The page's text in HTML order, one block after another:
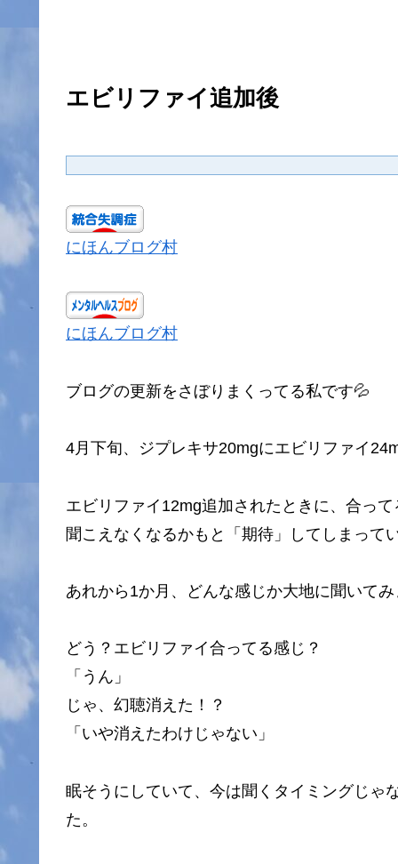
エビリファイ追加後
にほんブログ村
にほんブログ村
ブログの更新をさぼりまくってる私です💦
4月下旬、ジプレキサ20mgにエビリファイ
エビリファイ12mg追加されたときに、合っ
聞こえなくなるかもと「期待」してしまって
あれから1か月、どんな感じか大地に聞いて
どう？エビリファイ合ってる感じ？
「うん」
じゃ、幻聴消えた！？
「いや消えたわけじゃない」
眠そうにしていて、今は聞くタイミングじゃ
た。